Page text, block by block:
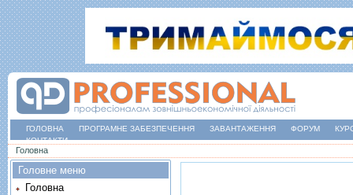
ГОЛОВНА ПРОГРАМНЕ ЗАБЕЗПЕЧЕННЯ ЗАВАНТАЖЕННЯ ФОРУМ
КОНТАКТИ
Ви є тут
Головна
Головне меню
Головна